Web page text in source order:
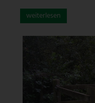
weiterlesen